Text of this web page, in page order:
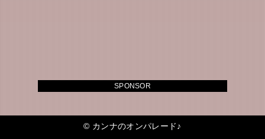
© カンナのオンパレード♪
SPONSOR